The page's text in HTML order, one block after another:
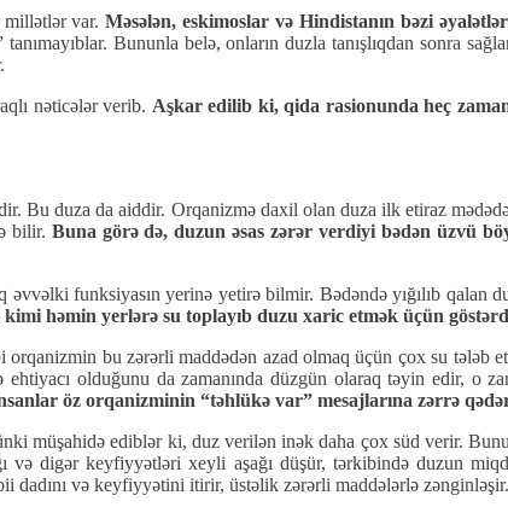
millətlər var.Məsələn, eskimoslar və Hindistanın bəzi
Bununla belə, onların duzla tanışlıqdan sonra
nəticələr verib. Aşkar edilib ki, qida rasionunda heç
Bu duza da aiddir. Orqanizmə daxil olan duza ilk etiraz
bilir. Buna görə də, duzun əsas zərər verdiyi bədən üzvü
funksiyasın yerinə yetirə bilmir. Bədəndə yığılıb qalan
kimi həmin yerlərə su toplayıb duzu xaric etmək üçün
bu zərərli maddədən azad olmaq üçün çox su tələb
olduğunu da zamanında düzgün olaraq təyin edir, o
öz orqanizminin “təhlükə var” mesajlarına zərrə
müşahidə ediblər ki, duz verilən inək daha çox süd verir.
və digər keyfiyyətləri xeyli aşağı düşür, tərkibində duzun
və keyfiyyətini itirir, üstəlik zərərli maddələrlə zənginləşir.